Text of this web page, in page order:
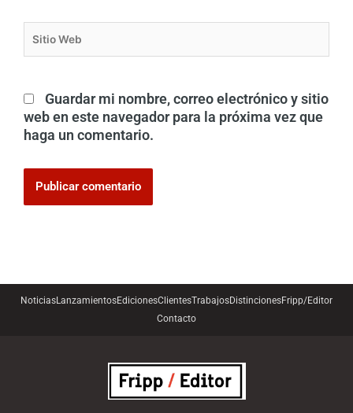
Web
Guardar mi nombre, correo electrónico y sitio
web en este navegador para la próxima vez que
haga un comentario.
NoticiasLanzamientosEdicionesClientesTrabajosDistincionesFripp/Editor
Contacto